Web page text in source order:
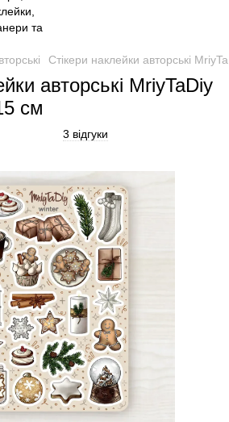
Стікери наклейки авторські
авторські MriyTaDiy
см
3 відгуки